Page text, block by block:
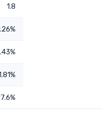
1.8